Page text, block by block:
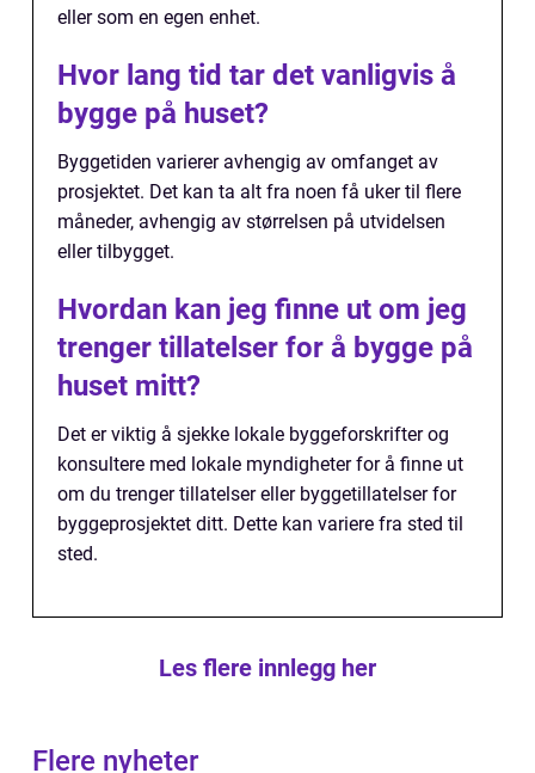
eller som en egen enhet.
Hvor lang tid tar det vanligvis å
bygge på huset?
Byggetiden varierer avhengig av omfanget av
prosjektet. Det kan ta alt fra noen få uker til flere
måneder, avhengig av størrelsen på utvidelsen
eller tilbygget.
Hvordan kan jeg finne ut om jeg
trenger tillatelser for å bygge på
huset mitt?
Det er viktig å sjekke lokale byggeforskrifter og
konsultere med lokale myndigheter for å finne ut
om du trenger tillatelser eller byggetillatelser for
byggeprosjektet ditt. Dette kan variere fra sted til
sted.
Les flere innlegg her
Flere nyheter